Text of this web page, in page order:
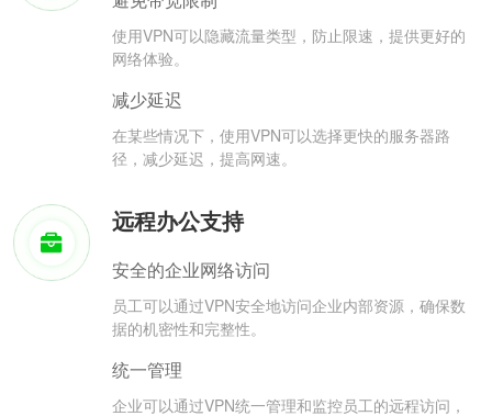
使用VPN可以隐藏流量类型，防止限速，提供更好的
网络体验。
减少延迟
在某些情况下，使用VPN可以选择更快的服务器路
径，减少延迟，提高网速。
远程办公支持
安全的企业网络访问
员工可以通过VPN安全地访问企业内部资源，确保数
据的机密性和完整性。
统一管理
企业可以通过VPN统一管理和监控员工的远程访问，